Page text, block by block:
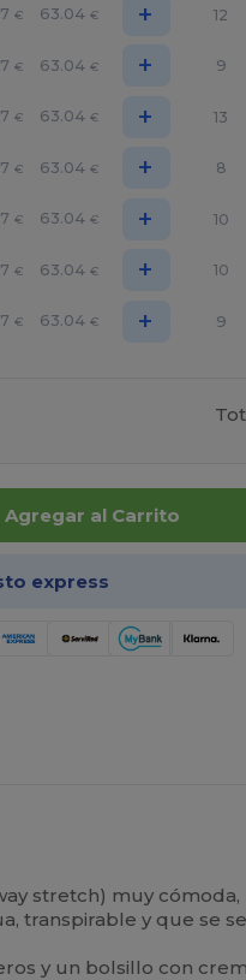
€ 63.04 € + 12
€ 63.04 € + 9
€ 63.04 € + 13
€ 63.04 € + 8
€ 63.04 € + 10
€ 63.04 € + 10
€ 63.04 € + 9
Agregar al Carrito
express
stretch) muy cómoda,
transpirable y que se
y un bolsillo con